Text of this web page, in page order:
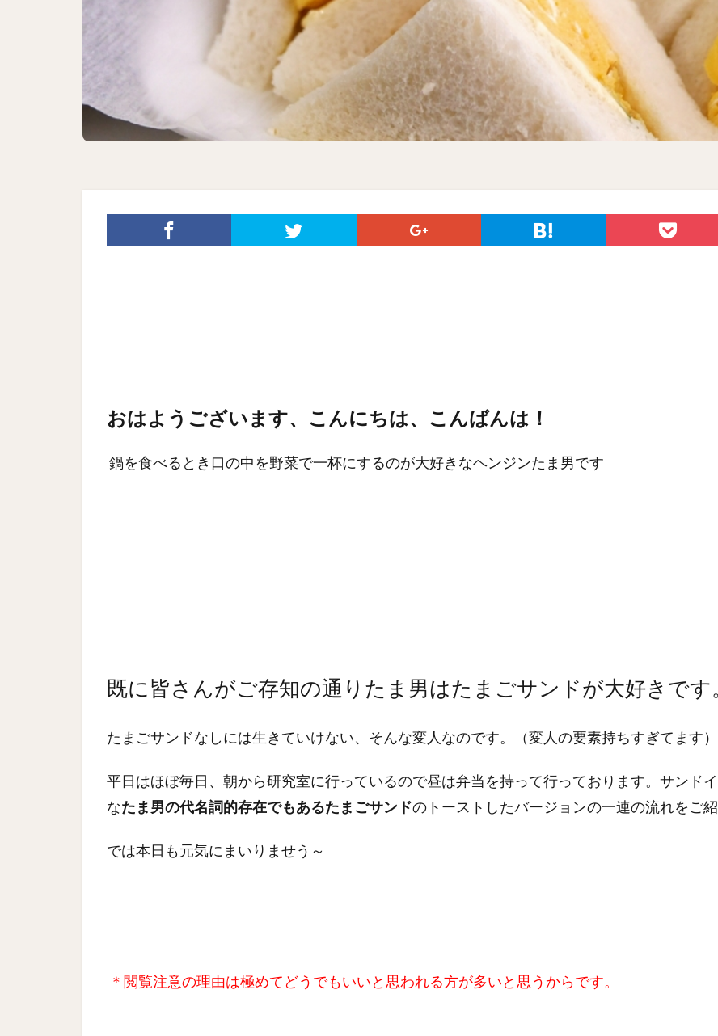
おはようございます、こんにちは、こんばんは！
鍋を食べるとき口の中を野菜で一杯にするのが大好きなヘンジンたま男です
既に皆さんがご存知の通りたま男はたまごサンドが大好きです
たまごサンドなしには生きていけない、そんな変人なのです。（変人の要素持ちすぎてます）
平日はほぼ毎日、朝から研究室に行っているので昼は弁当を持って行っております。サンド
なたま男の代名詞的存在でもあるたまごサンドのトーストしたバージョンの一連の流れをご
では本日も元気にまいりませう～
＊閲覧注意の理由は極めてどうでもいいと思われる方が多いと思うからです。